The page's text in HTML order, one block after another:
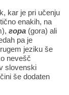
kar je pri učenju
enakih, na
гора (gora) ali
pa je
jeziku še
nevešč
slovenski
še dodaten